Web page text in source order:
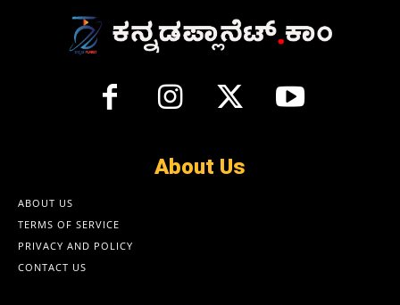
About Us
ABOUT US
TERMS OF SERVICE
PRIVACY AND POLICY
CONTACT US